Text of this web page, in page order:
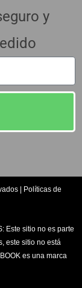
y
| Políticas de
Este sitio no es parte
este sitio no está
es una marca